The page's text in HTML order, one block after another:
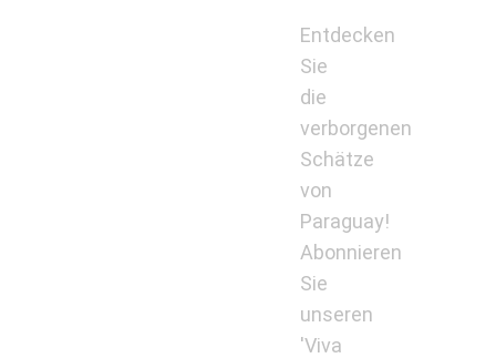
Entdecken
Sie
die
verborgenen
Schätze
von
Paraguay!
Abonnieren
Sie
unseren
'Viva